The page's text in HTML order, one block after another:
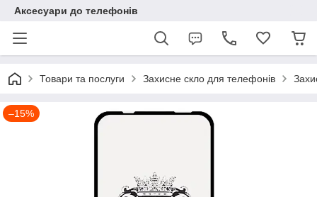
Аксесуари до телефонів
Товари та послуги Захисне скло для телефонів
–15%